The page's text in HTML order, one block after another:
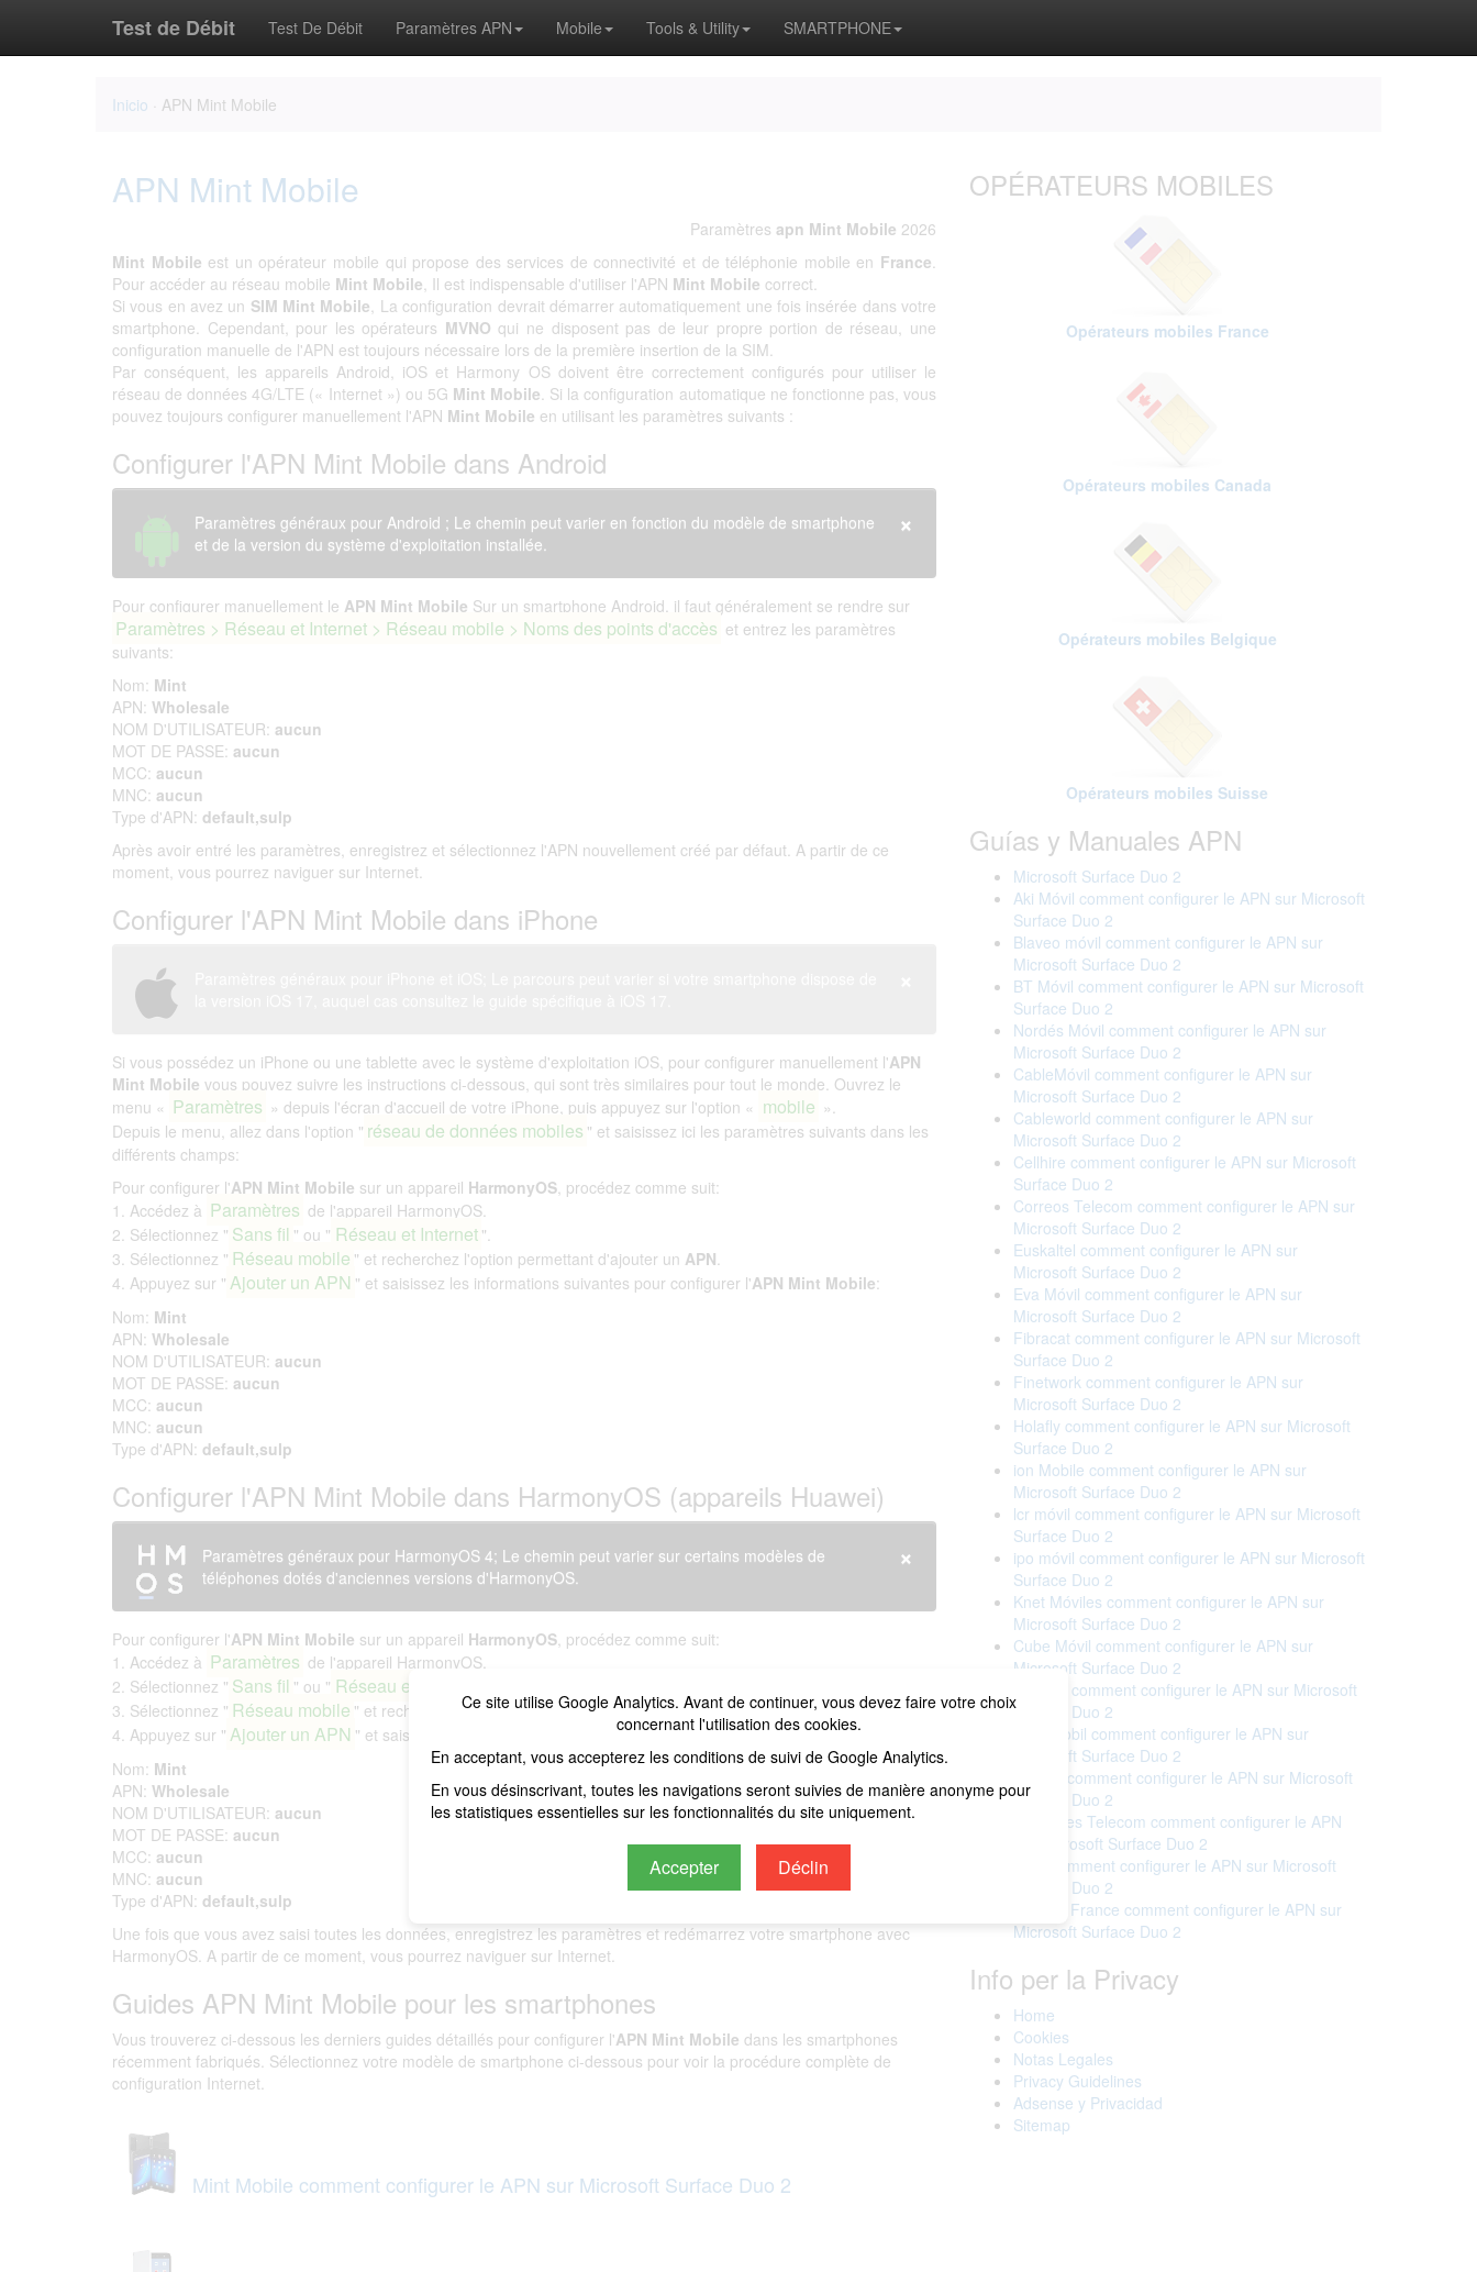
Ce site utilise Google Analytics. Avant de continuer, vous devez faire votre choix
concernant l'utilisation des cookies.
En acceptant, vous accepterez les conditions de suivi de Google Analytics.
En vous désinscrivant, toutes les navigations seront suivies de manière anonyme pour
les statistiques essentielles sur les fonctionnalités du site uniquement.
Accepter Déclin
Test de Débit Test De Débit Paramètres APN Mobile Tools & Utility SMARTPHONE
Inicio · APN Mint Mobile
APN Mint Mobile
Paramètres apn Mint Mobile 2026
Mint Mobile est un opérateur mobile qui propose des services de connectivité et de téléphonie mobile en France.
Pour accéder au réseau mobile Mint Mobile, Il est indispensable d'utiliser l'APN Mint Mobile correct.
Si vous en avez un SIM Mint Mobile, La configuration devrait démarrer automatiquement une fois insérée dans votre
smartphone. Cependant, pour les opérateurs MVNO qui ne disposent pas de leur propre portion de réseau, une
configuration manuelle de l'APN est toujours nécessaire lors de la première insertion de la SIM.
Par conséquent, les appareils Android, iOS et Harmony OS doivent être correctement configurés pour utiliser le
réseau de données 4G/LTE (« Internet ») ou 5G Mint Mobile. Si la configuration automatique ne fonctionne pas, vous
pouvez toujours configurer manuellement l'APN Mint Mobile en utilisant les paramètres suivants :
Configurer l'APN Mint Mobile dans Android
×
Paramètres généraux pour Android ; Le chemin peut varier en fonction du modèle de smartphone
et de la version du système d'exploitation installée.
Pour configurer manuellement le APN Mint Mobile Sur un smartphone Android, il faut généralement se rendre sur
Paramètres > Réseau et Internet > Réseau mobile > Noms des points d'accès et entrez les paramètres
suivants:
Nom: Mint
APN: Wholesale
NOM D'UTILISATEUR: aucun
MOT DE PASSE: aucun
MCC: aucun
MNC: aucun
Type d'APN: default,sulp
Après avoir entré les paramètres, enregistrez et sélectionnez l'APN nouvellement créé par défaut. A partir de ce
moment, vous pourrez naviguer sur Internet.
Configurer l'APN Mint Mobile dans iPhone
Si vous possédez un iPhone ou une tablette avec le système d'exploitation iOS, pour configurer manuellement l'APN
Mint Mobile vous pouvez suivre les instructions ci-dessous, qui sont très similaires pour tout le monde. Ouvrez le
menu « Paramètres » depuis l'écran d'accueil de votre iPhone, puis appuyez sur l'option « mobile ».
Depuis le menu, allez dans l'option " réseau de données mobiles " et saisissez ici les paramètres suivants dans les
différents champs:
Pour configurer l'APN Mint Mobile sur un appareil HarmonyOS, procédez comme suit:
1. Accédez à Paramètres de l'appareil HarmonyOS.
2. Sélectionnez " Sans fil " ou " Réseau et Internet ".
3. Sélectionnez " Réseau mobile " et recherchez l'option permettant d'ajouter un APN.
4. Appuyez sur " Ajouter un APN " et saisissez les informations suivantes pour configurer l'APN Mint Mobile:
Nom: Mint
APN: Wholesale
NOM D'UTILISATEUR: aucun
MOT DE PASSE: aucun
MCC: aucun
MNC: aucun
Type d'APN: default,sulp
Configurer l'APN Mint Mobile dans HarmonyOS (appareils Huawei)
×
Paramètres généraux pour HarmonyOS 4; Le chemin peut varier sur certains modèles de
téléphones dotés d'anciennes versions d'HarmonyOS.
Pour configurer l'APN Mint Mobile sur un appareil HarmonyOS, procédez comme suit:
1. Accédez à Paramètres de l'appareil HarmonyOS.
2. Sélectionnez " Sans fil " ou " Réseau et Internet
3. Sélectionnez " Réseau mobile " et recherchez l'option permettant d'ajouter unAPN.
4. Appuyez sur " Ajouter un APN " et saisissez les informations suivantes pour configurer l'APN Mint Mobile
Nom: Mint
APN: Wholesale
NOM D'UTILISATEUR: aucun
MOT DE PASSE: aucun
MCC: aucun
MNC: aucun
Type d'APN: default,sulp
Une fois que vous avez saisi toutes les données, enregistrez les paramètres et redémarrez votre smartphone avec
HarmonyOS. A partir de ce moment, vous pourrez naviguer sur Internet.
Guides APN Mint Mobile pour les smartphones
Vous trouverez ci-dessous les derniers guides détaillés pour configurer l'APN Mint Mobile dans les smartphones
récemment fabriqués. Sélectionnez votre modèle de smartphone ci-dessous pour voir la procédure complète de
configuration Internet.
Mint Mobile comment configurer le APN sur Microsoft Surface Duo 2
OPÉRATEURS MOBILES
Opérateurs mobiles France
Opérateurs mobiles Canada
Opérateurs mobiles Belgique
Opérateurs mobiles Suisse
Guías y Manuales APN
Microsoft Surface Duo 2
Aki Móvil comment configurer le APN sur Microsoft
Surface Duo 2
Blaveo móvil comment configurer le APN sur
Microsoft Surface Duo 2
BT Móvil comment configurer le APN sur Microsoft
Surface Duo 2
Nordés Móvil comment configurer le APN sur
Microsoft Surface Duo 2
CableMóvil comment configurer le APN sur
Microsoft Surface Duo 2
Cableworld comment configurer le APN sur
Microsoft Surface Duo 2
Cellhire comment configurer le APN sur Microsoft
Surface Duo 2
Correos Telecom comment configurer le APN sur
Microsoft Surface Duo 2
Euskaltel comment configurer le APN sur
Microsoft Surface Duo 2
Eva Móvil comment configurer le APN sur
Microsoft Surface Duo 2
Fibracat comment configurer le APN sur Microsoft
Surface Duo 2
Finetwork comment configurer le APN sur
Microsoft Surface Duo 2
Holafly comment configurer le APN sur Microsoft
Surface Duo 2
ion Mobile comment configurer le APN sur
Microsoft Surface Duo 2
lcr móvil comment configurer le APN sur Microsoft
Surface Duo 2
ipo móvil comment configurer le APN sur Microsoft
Surface Duo 2
Knet Móviles comment configurer le APN sur
Microsoft Surface Duo 2
Cube Móvil comment configurer le APN sur
Microsoft Surface Duo 2
Digame comment configurer le APN sur Microsoft
Surface Duo 2
DIGI mobil comment configurer le APN sur
Microsoft Surface Duo 2
Embou comment configurer le APN sur Microsoft
Surface Duo 2
Bouygues Telecom comment configurer le APN
sur Microsoft Surface Duo 2
Free comment configurer le APN sur Microsoft
Surface Duo 2
Orange France comment configurer le APN sur
Microsoft Surface Duo 2
Info per la Privacy
Home
Cookies
Notas Legales
Privacy Guidelines
Adsense y Privacidad
Sitemap